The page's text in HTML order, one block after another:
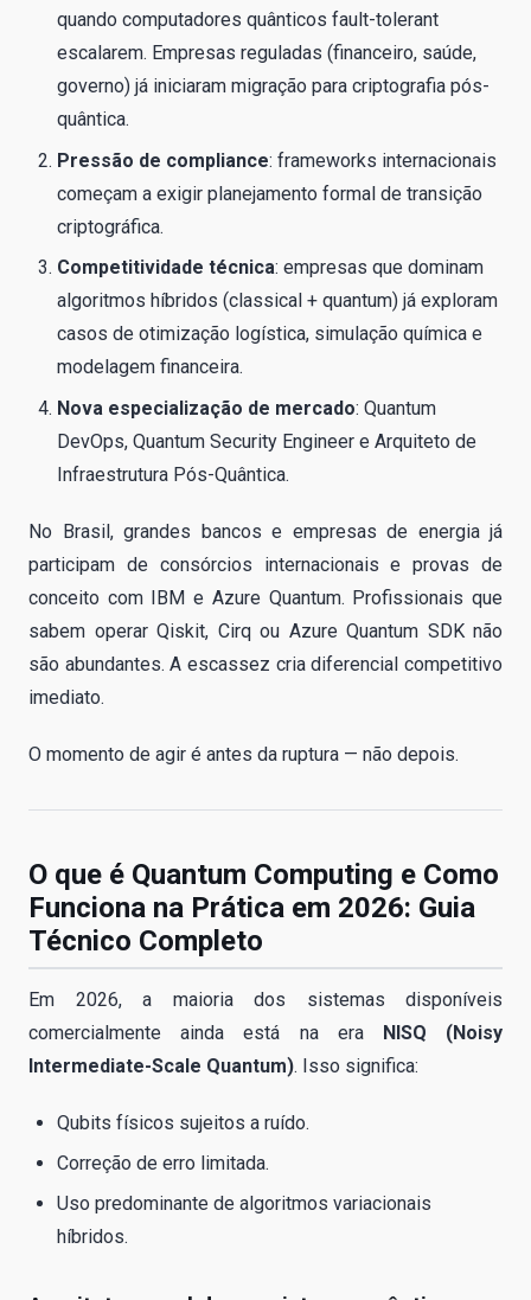
quando computadores quânticos fault-tolerant
escalarem. Empresas reguladas (financeiro, saúde,
governo) já iniciaram migração para criptografia pós-
quântica.
Pressão de compliance: frameworks internacionais
começam a exigir planejamento formal de transição
criptográfica.
Competitividade técnica: empresas que dominam
algoritmos híbridos (classical + quantum) já exploram
casos de otimização logística, simulação química e
modelagem financeira.
Nova especialização de mercado: Quantum
DevOps, Quantum Security Engineer e Arquiteto de
Infraestrutura Pós-Quântica.
No Brasil, grandes bancos e empresas de energia já
participam de consórcios internacionais e provas de
conceito com IBM e Azure Quantum. Profissionais que
sabem operar Qiskit, Cirq ou Azure Quantum SDK não
são abundantes. A escassez cria diferencial competitivo
imediato.
O momento de agir é antes da ruptura — não depois.
O que é Quantum Computing e Como
Funciona na Prática em 2026: Guia
Técnico Completo
Em 2026, a maioria dos sistemas disponíveis
comercialmente ainda está na era NISQ (Noisy
Intermediate-Scale Quantum). Isso significa:
Qubits físicos sujeitos a ruído.
Correção de erro limitada.
Uso predominante de algoritmos variacionais
híbridos.